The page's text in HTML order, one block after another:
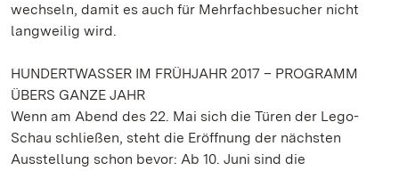
wechseln, damit es auch für Mehrfachbesucher nicht
langweilig wird.
HUNDERTWASSER IM FRÜHJAHR 2017 – PROGRAMM
ÜBERS GANZE JAHR
Wenn am Abend des 22. Mai sich die Türen der Lego-
Schau schließen, steht die Eröffnung der nächsten
Ausstellung schon bevor: Ab 10. Juni sind die